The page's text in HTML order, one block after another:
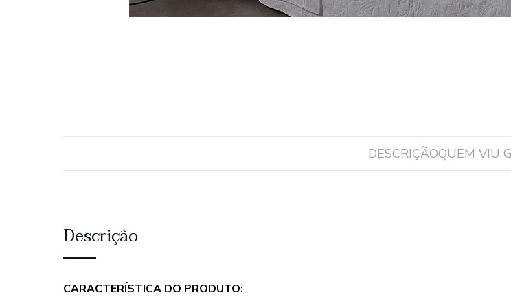
DESCRIÇÃOQUEM VIU
Descrição
CARACTERÍSTICA DO PRODUTO: